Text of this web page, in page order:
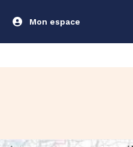
Mon espace